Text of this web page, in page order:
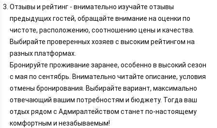
Отзывы и рейтинг - внимательно изучайте отзывы
предыдущих гостей, обращайте внимание на оценки по
чистоте, расположению, соотношению цены и качества.
Выбирайте проверенных хозяев с высоким рейтингом на
разных платформах.
Бронируйте проживание заранее, особенно в высокий сезон
с мая по сентябрь. Внимательно читайте описание, условия
отмены бронирования. Выбирайте вариант, максимально
отвечающий вашим потребностям и бюджету. Тогда ваш
отдых рядом с Адмиралтейством станет по-настоящему
комфортным и незабываемым!